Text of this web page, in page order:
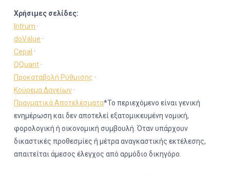
Χρήσιμες σελίδες:
Intrum ·
doValue ·
Cepal ·
QQuant ·
Προκαταβολή Ρύθμισης ·
Κούρεμα Δανείων ·
Πραγματικά Αποτελέσματα*Το περιεχόμενο είναι γενική
ενημέρωση και δεν αποτελεί εξατομικευμένη νομική,
φορολογική ή οικονομική συμβουλή. Όταν υπάρχουν
δικαστικές προθεσμίες ή μέτρα αναγκαστικής εκτέλεσης,
απαιτείται άμεσος έλεγχος από αρμόδιο δικηγόρο.